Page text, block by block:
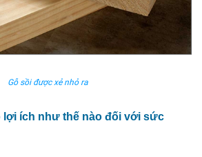
Gỗ sồi được xẻ nhỏ ra
lợi ích như thế nào đối với sức